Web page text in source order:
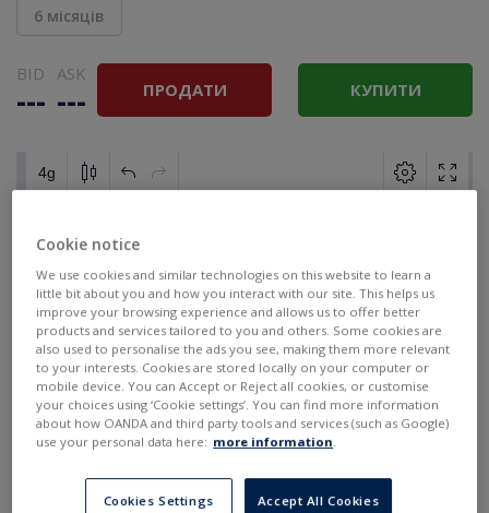
6 місяців
BID
---
ASK
--- ПРОДАТИ КУПИТИ
Cookie notice
We use cookies and similar technologies on this website to learn a
little bit about you and how you interact with our site. This helps us
improve your browsing experience and allows us to offer better
products and services tailored to you and others. Some cookies are
also used to personalise the ads you see, making them more relevant
to your interests. Cookies are stored locally on your computer or
mobile device. You can Accept or Reject all cookies, or customise
your choices using ‘Cookie settings’. You can find more information
about how OANDA and third party tools and services (such as Google)
use your personal data here: more information.
Cookies Settings Accept All Cookies